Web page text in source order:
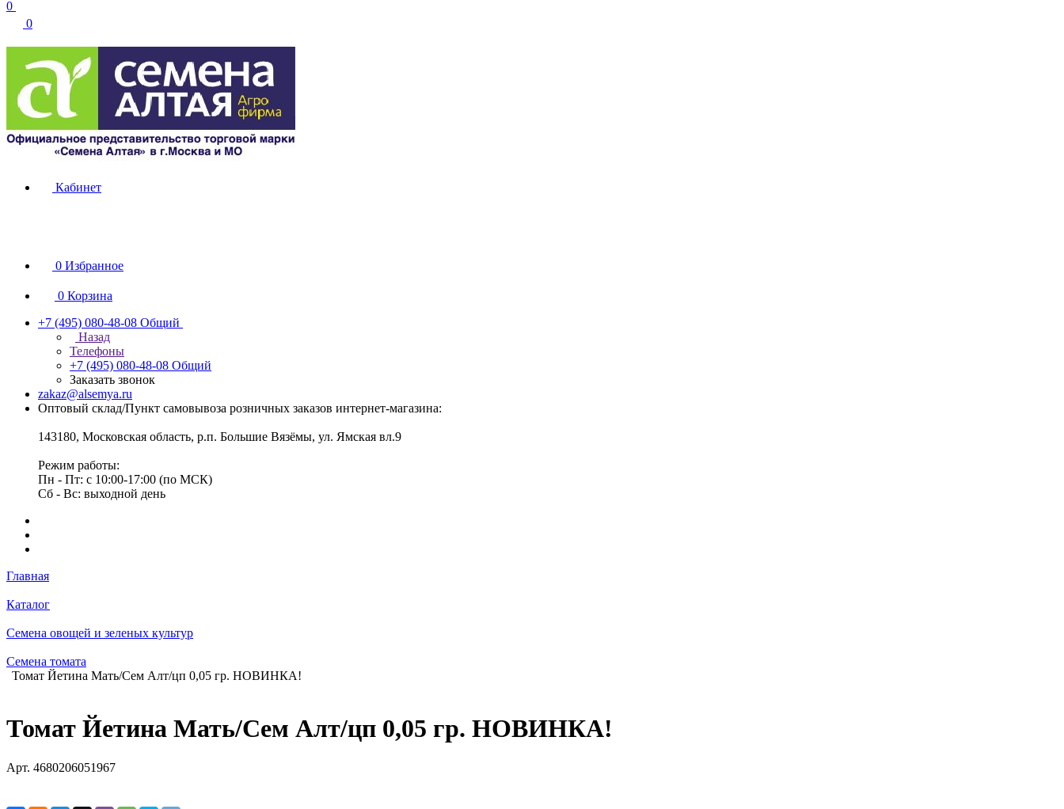
0
0
Кабинет
0 Избранное
0 Корзина
+7 (495) 080-48-08 Общий
Назад
Телефоны
+7 (495) 080-48-08 Общий
Заказать звонок
zakaz@alsemya.ru
Оптовый склад/Пункт самовывоза розничных заказов интернет-магазина:
143180, Московская область, р.п. Большие Вязёмы, ул. Ямская вл.9
Режим работы:
Пн - Пт: с 10:00-17:00 (по МСК)
Сб - Вс: выходной день
Главная
Каталог
Семена овощей и зеленых культур
Семена томата
Томат Йетина Мать/Сем Алт/цп 0,05 гр. НОВИНКА!
Томат Йетина Мать/Сем Алт/цп 0,05 гр. НОВИНКА!
Арт. 4680206051967